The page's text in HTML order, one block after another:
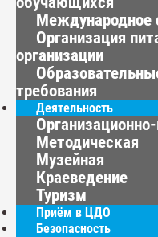
Международное
Организация
организации
требования
Деятельность
Методическая
Музейная
Краеведение
Туризм
Приём в ЦДО
Безопасность